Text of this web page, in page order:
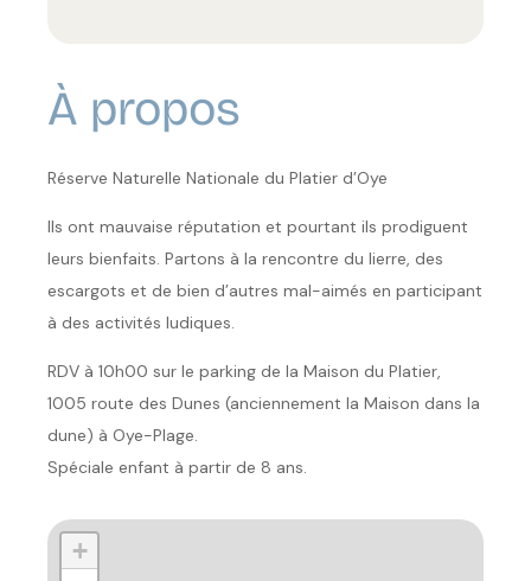
À propos
Réserve Naturelle Nationale du Platier d’Oye
Ils ont mauvaise réputation et pourtant ils prodiguent
leurs bienfaits. Partons à la rencontre du lierre, des
escargots et de bien d’autres mal-aimés en participant
à des activités ludiques.
RDV à 10h00 sur le parking de la Maison du Platier,
1005 route des Dunes (anciennement la Maison dans la
dune) à Oye-Plage.
Spéciale enfant à partir de 8 ans.
+